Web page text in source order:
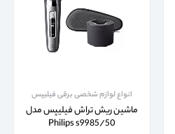
انواع لوازم شخصی برقی فیلیپس
ماشین ریش تراش فیلیپس مدل
Philips s9985/50